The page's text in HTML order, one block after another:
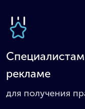
рекламе
для получения